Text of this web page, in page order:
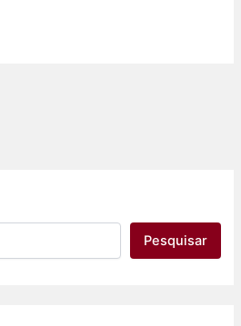
Pesquisar